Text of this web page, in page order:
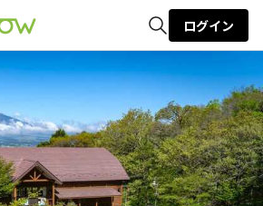
検索
ログイン